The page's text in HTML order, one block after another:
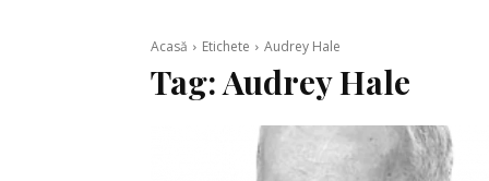
Acasă Etichete Audrey Hale
Tag:Audrey Hale